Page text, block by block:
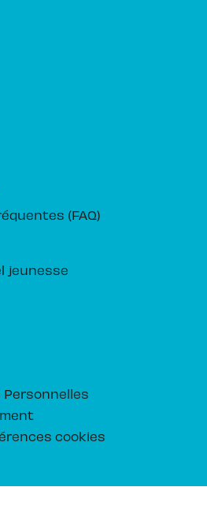
(FAQ)
jeunesse
cookies